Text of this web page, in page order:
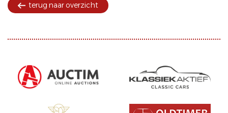
terug naar overzicht